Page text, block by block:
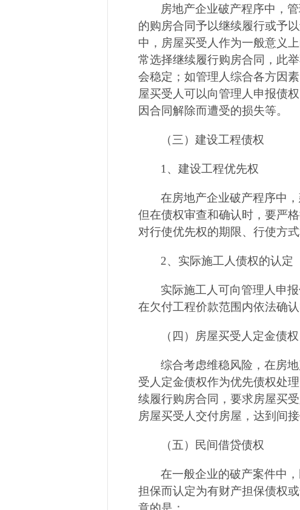
房地产企业破产程序中，
的购房合同予以继续履行或予
中，房屋买受人作为一般意义
常选择继续履行购房合同，此
会稳定；如管理人综合各方因
屋买受人可以向管理人申报债
因合同解除而遭受的损失等。
（三）建设工程债权
1 、建设工程优先权
在房地产企业破产程序中
但在债权审查和确认时，要严
对行使优先权的期限、行使方
2、实际施工人债权的认定
实际施工人可向管理人申
在欠付工程价款范围内依法确认
（四）房屋买受人定金债权
综合考虑维稳风险，在房
受人定金债权作为优先债权处
续履行购房合同，要求房屋买
房屋买受人交付房屋，达到间
（五）民间借贷债权
在一般企业的破产案件中
担保而认定为有财产担保债权